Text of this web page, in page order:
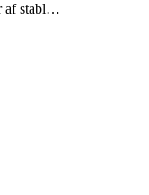
af stabl…